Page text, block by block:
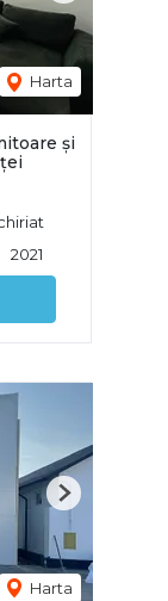
Harta
și
2021
Harta
Next